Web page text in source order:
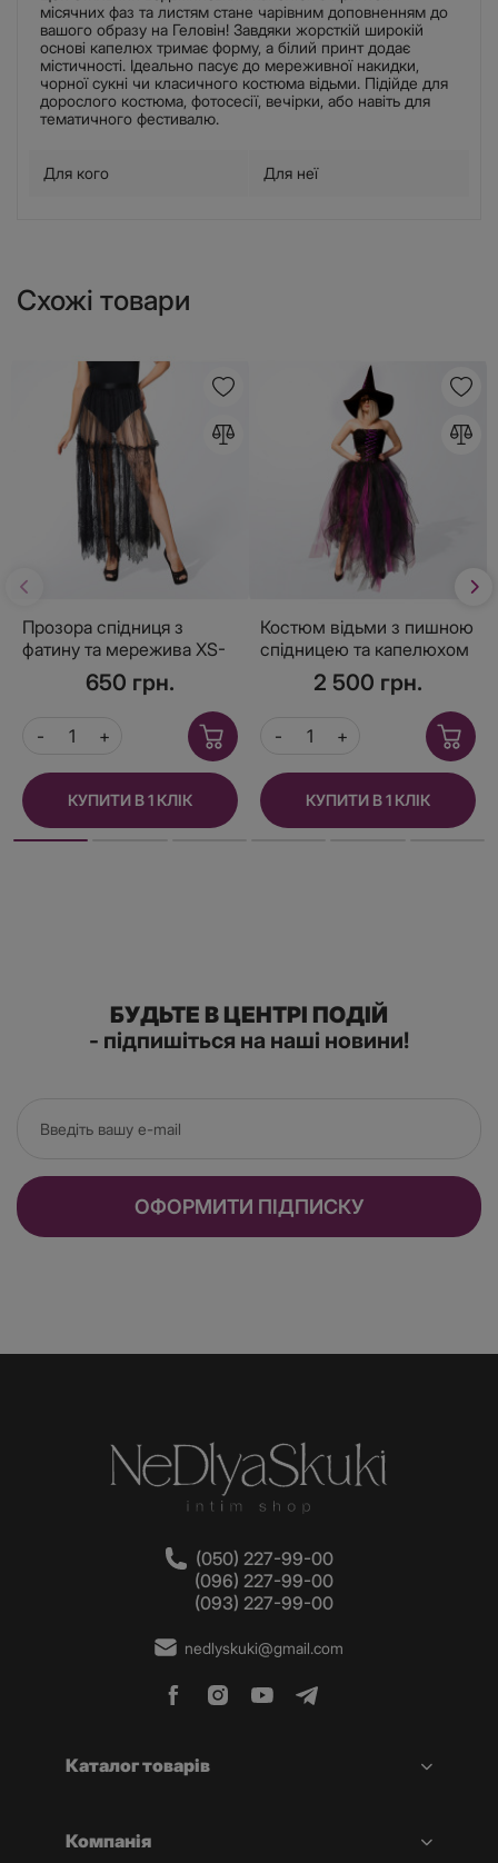
місячних фаз та листям стане чарівним доповненням до
вашого образу на Геловін! Завдяки жорсткій широкій
основі капелюх тримає форму, а білий принт додає
містичності. Ідеально пасує до мереживної накидки,
чорної сукні чи класичного костюма відьми. Підійде для
дорослого костюма, фотосесії, вечірки, або навіть для
тематичного фестивалю.
Для кого Для неї
Схожі товари
Прозора спідниця з
фатину та мережива XS-
650 грн.
КУПИТИ В 1 КЛІК
Костюм відьми з пишною
спідницею та капелюхом
розмір XS-M
2 500 грн.
КУПИТИ В 1 КЛІК
БУДЬТЕ В ЦЕНТРІ ПОДІЙ
- підпишіться на наші новини!
ОФОРМИТИ ПІДПИСКУ
(050) 227-99-00
(096) 227-99-00
(093) 227-99-00
nedlyskuki@gmail.com
Каталог товарів
Компанія